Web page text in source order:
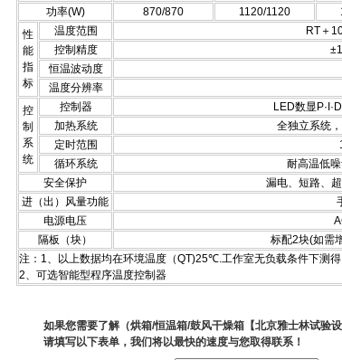
功率(W)
870/870 1120/1120
性
能
指
标
温度范围
RT＋
控制精度
恒温波动度
温度分辨率
控
制
系
统
控制器
LED数显
加热系统
全独立系统
定时范围
循环系统
耐高温低
安全保护
漏电、短路、
进（出）风量功能
电源电压
隔板（块）
标配2块(如需
注：1、以上数据均在环境温度（QT)25℃.工作室无负载条件下测得
2、可选智能型程序温度控制器
如果您需要了解（烘箱/恒温箱/鼓风干燥箱【北京雅士林试验
请填写以下表单，我们将以最快的速度与您取得联系！